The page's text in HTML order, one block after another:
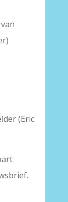
van
(Eric